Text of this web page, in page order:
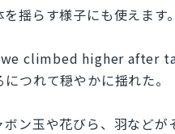
揺らす様子にも使えます。
climbed higher after
つれて穏やかに揺れた。
ン玉や花びら、羽など